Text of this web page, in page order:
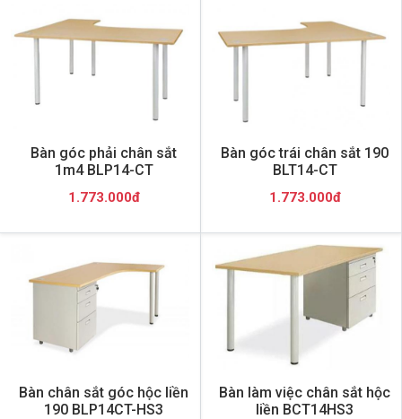
Bàn góc phải chân sắt
1m4 BLP14-CT
1.773.000đ
Bàn góc trái chân sắt 190
BLT14-CT
1.773.000đ
Bàn chân sắt góc hộc liền
190 BLP14CT-HS3
Bàn làm việc chân sắt hộc
liền BCT14HS3